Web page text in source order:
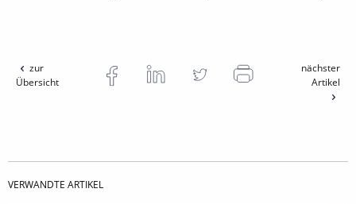
zur
Übersicht
nächster
Artikel
VERWANDTE ARTIKEL